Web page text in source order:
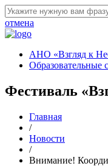
отмена
АНО «Взгляд к
Образовательные
Фестиваль
Главная
/
Новости
/
Внимание!